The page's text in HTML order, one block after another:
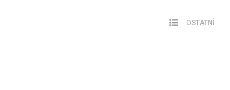
OSTATNÍ